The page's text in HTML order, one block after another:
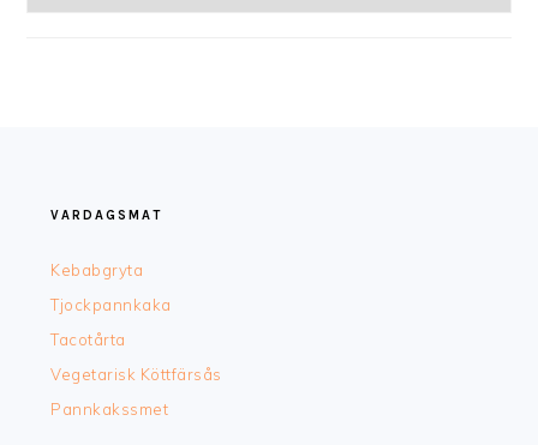
VARDAGSMAT
Kebabgryta
Tjockpannkaka
Tacotårta
Vegetarisk Köttfärsås
Pannkakssmet